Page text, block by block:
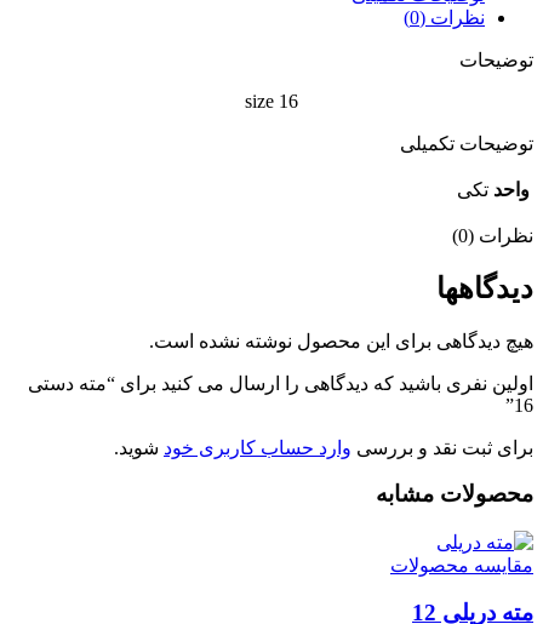
نظرات (0)
توضیحات
size 16
توضیحات تکمیلی
واحد تکی
نظرات (0)
دیدگاهها
هیچ دیدگاهی برای این محصول نوشته نشده است.
اولین نفری باشید که دیدگاهی را ارسال می کنید برای “مته دستی
16”
برای ثبت نقد و بررسی وارد حساب کاربری خود شوید.
محصولات مشابه
مقایسه محصولات
مته دریلی 12